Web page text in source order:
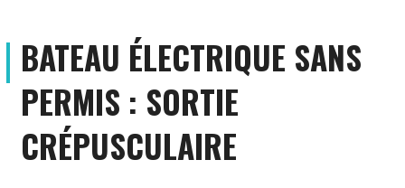
BATEAU ÉLECTRIQUE SANS
PERMIS : SORTIE
CRÉPUSCULAIRE